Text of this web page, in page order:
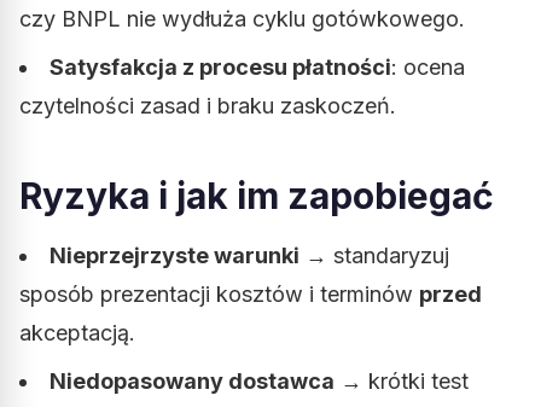
czy BNPL nie wydłuża cyklu gotówkowego.
Satysfakcja z procesu płatności: ocena
czytelności zasad i braku zaskoczeń.
Ryzyka i jak im zapobiegać
Nieprzejrzyste warunki → standaryzuj
sposób prezentacji kosztów i terminów przed
akceptacją.
Niedopasowany dostawca → krótki test